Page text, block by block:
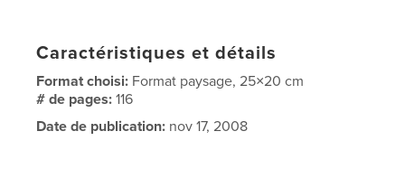
Caractéristiques et détails
Format choisi: Format paysage, 25×20 cm
# de pages:116
Date de publication: nov 17, 2008